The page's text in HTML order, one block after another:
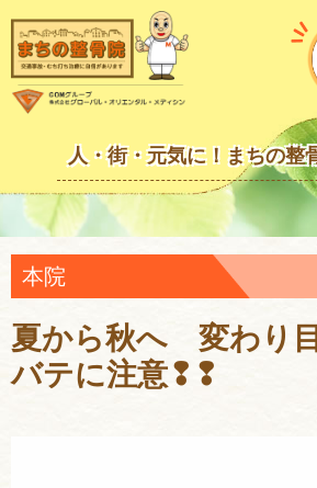
人・街・元気に！まちの整
本院
夏から秋へ 変わり
バテに注意❢❢